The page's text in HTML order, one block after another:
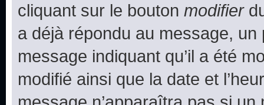
cliquant sur le bouton modifier
a déjà répondu au message, un
message indiquant qu’il a été
modifié ainsi que la date et